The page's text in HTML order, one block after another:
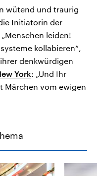
wütend und traurig
Initiatorin der
leiden!
kollabieren“,
denkwürdigen
York: „Und Ihr
Märchen vom ewigen